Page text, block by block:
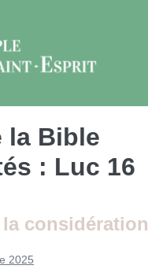
la Bible
: Luc 16
considération
2025